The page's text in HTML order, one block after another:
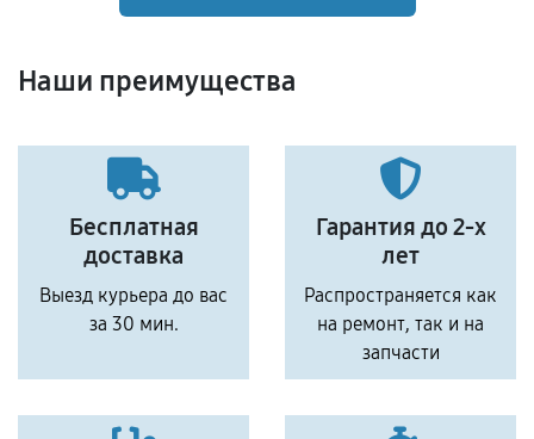
Наши преимущества
Бесплатная
доставка
Выезд курьера до вас
за 30 мин.
Гарантия до 2-х
лет
Распространяется как
на ремонт, так и на
запчасти